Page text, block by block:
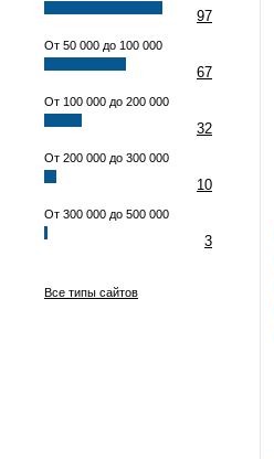
97
От 50 000 до 100 000
67
От 100 000 до 200 000
32
От 200 000 до 300 000
10
От 300 000 до 500 000
3
Все типы сайтов